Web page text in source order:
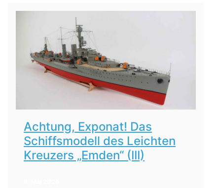
Achtung, Exponat! Das
Schiffsmodell des Leichten
Kreuzers „Emden“ (III)